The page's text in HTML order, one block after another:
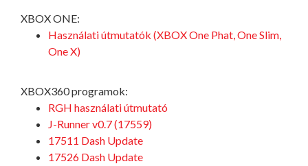
XBOX ONE:
Használati útmutatók (XBOX One Phat, One Slim,
One X)
XBOX360 programok:
RGH használati útmutató
J-Runner v0.7 (17559)
17511 Dash Update
17526 Dash Update